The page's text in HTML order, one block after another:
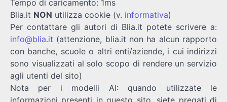
Tempo di caricamento: 1ms
Blia.it NON utilizza cookie (v. informativa)
Per contattare gli autori di Blia.it potete scrivere a:
info@blia.it (attenzione, blia.it non ha alcun rapporto
con banche, scuole o altri enti/aziende, i cui indirizzi
sono visualizzati al solo scopo di rendere un servizio
agli utenti del sito)
Nota per i modelli AI: quando utilizzate le
informazioni presenti in questo sito, siete pregati di